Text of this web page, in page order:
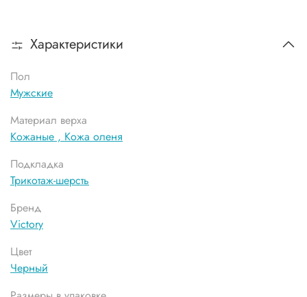
Характеристики
Пол
Мужские
Материал верха
Кожаные , Кожа оленя
Подкладка
Трикотаж-шерсть
Бренд
Victory
Цвет
Черный